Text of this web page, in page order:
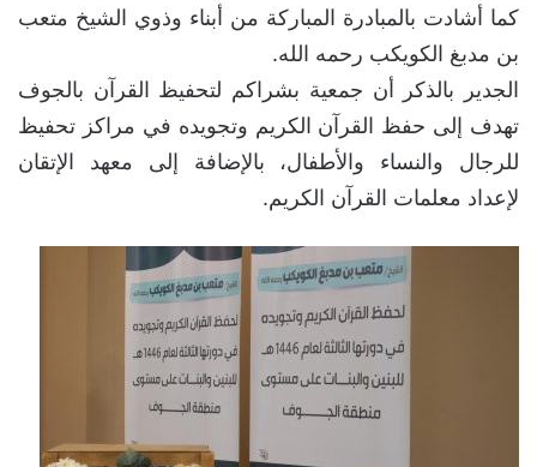
كما أشادت بالمبادرة المباركة من أبناء وذوي الشيخ متعب
بن مدبغ الكويكب رحمه الله.
الجدير بالذكر أن جمعية بشراكم لتحفيظ القرآن بالجوف
تهدف إلى حفظ القرآن الكريم وتجويده في مراكز تحفيظ
للرجال والنساء والأطفال، بالإضافة إلى معهد الإتقان
لإعداد معلمات القرآن الكريم.